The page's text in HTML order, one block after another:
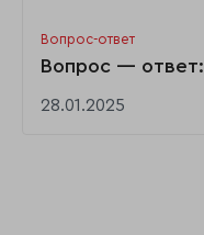
Вопрос-ответ
Вопрос —
28.01.2025